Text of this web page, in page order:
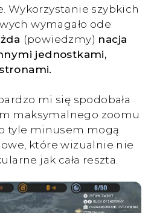
Wykorzystanie szybkich
wymagało ode
(powiedzmy) nacja
jednostkami,
mi się spodobała
maksymalnego zoomu
tyle minusem mogą
które wizualnie nie
jak cała reszta.